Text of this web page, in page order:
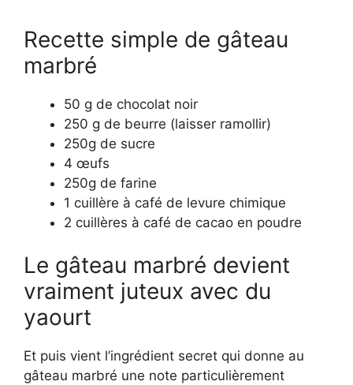
Recette simple de gâteau
marbré
50 g de chocolat noir
250 g de beurre (laisser ramollir)
250g de sucre
4 œufs
250g de farine
1 cuillère à café de levure chimique
2 cuillères à café de cacao en poudre
Le gâteau marbré devient
vraiment juteux avec du
yaourt
Et puis vient l’ingrédient secret qui donne au
gâteau marbré une note particulièrement